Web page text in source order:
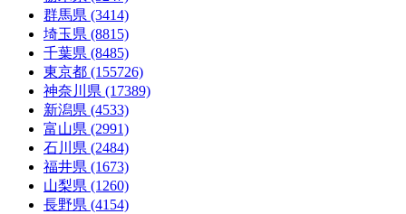
群馬県 (3414)
埼玉県 (8815)
千葉県 (8485)
東京都 (155726)
神奈川県 (17389)
新潟県 (4533)
富山県 (2991)
石川県 (2484)
福井県 (1673)
山梨県 (1260)
長野県 (4154)